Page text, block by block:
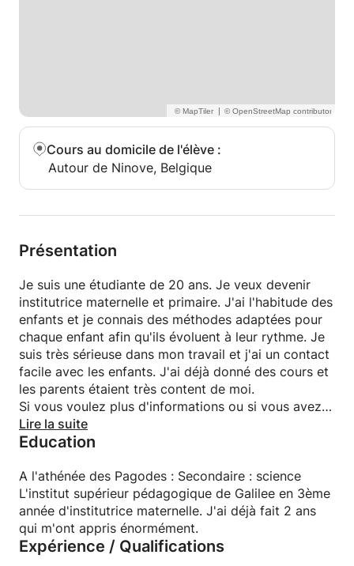
|
Cours au domicile de l'élève :
Autour de Ninove, Belgique
Présentation
Je suis une étudiante de 20 ans. Je veux devenir
institutrice maternelle et primaire. J'ai l'habitude des
enfants et je connais des méthodes adaptées pour
chaque enfant afin qu'ils évoluent à leur rythme. Je
suis très sérieuse dans mon travail et j'ai un contact
facile avec les enfants. J'ai déjà donné des cours et
les parents étaient très content de moi.
Si vous voulez plus d'informations ou si vous avez
besoin de mes services, n'hésitez pas à m'envoyer
un message.
Lire la suite
Education
A l'athénée des Pagodes : Secondaire : science
L'institut supérieur pédagogique de Galilee en 3ème
année d'institutrice maternelle. J'ai déjà fait 2 ans
qui m'ont appris énormément.
Expérience / Qualifications